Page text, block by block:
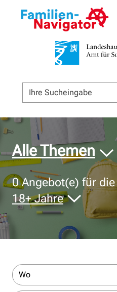
© Bildnachweis
Alle Themen
0Angebot(e) für
18+ Jahre
Wo